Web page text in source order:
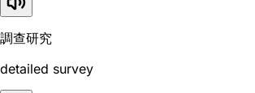
調查研究
detailed survey